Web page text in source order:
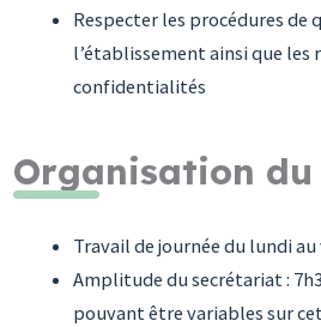
Respecter les procédures de
l’établissement ainsi que les
confidentialités
Organisation du
Travail de journée du lundi
Amplitude du secrétariat :
pouvant être variables sur